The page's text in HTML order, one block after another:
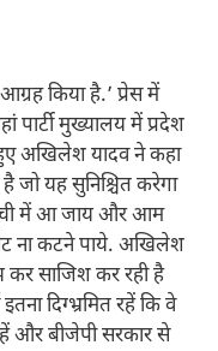
किया है.’ प्रेस में
पार्टी मुख्यालय में प्रदेश
अखिलेश यादव ने कहा
है जो यह सुनिश्चित करेगा
सूची में आ जाय और आम
ना कटने पाये. अखिलेश
कर साजिश कर रही है
दिग्भ्रमित रहें कि वे
और बीजेपी सरकार से